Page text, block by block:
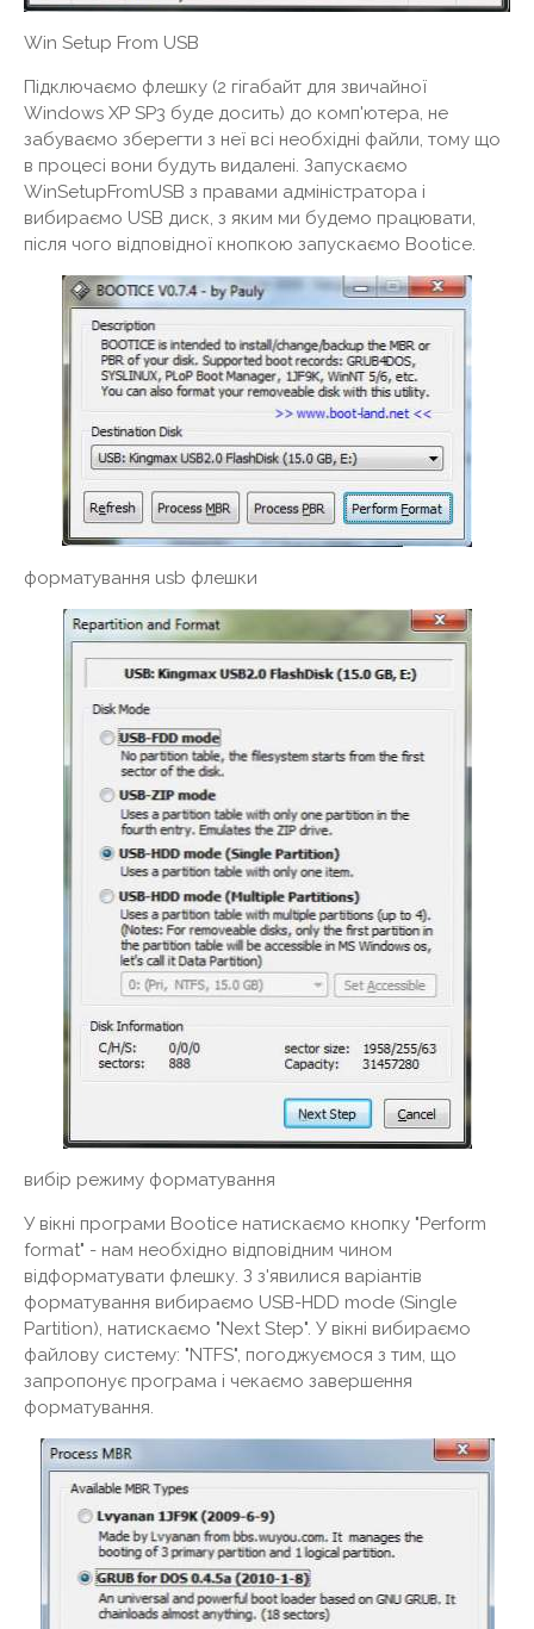
Win Setup From USB
Підключаємо флешку (2 гігабайт для звичайної
Windows XP SP3 буде досить) до комп'ютера, не
забуваємо зберегти з неї всі необхідні файли, тому що
в процесі вони будуть видалені. Запускаємо
WinSetupFromUSB з правами адміністратора і
вибираємо USB диск, з яким ми будемо працювати,
після чого відповідної кнопкою запускаємо Bootice.
форматування usb флешки
вибір режиму форматування
У вікні програми Bootice натискаємо кнопку "Perform
format" - нам необхідно відповідним чином
відформатувати флешку. З з'явилися варіантів
форматування вибираємо USB-HDD mode (Single
Partition), натискаємо "Next Step". У вікні вибираємо
файлову систему: "NTFS", погоджуємося з тим, що
запропонує програма і чекаємо завершення
форматування.